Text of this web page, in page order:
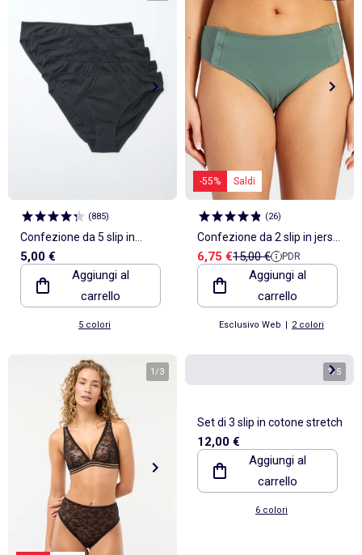
(885)
Confezione da 5 slip in
cotone tinta unita
5,00 €
Aggiungi al
carrello
5 colori
-55% Saldi
(26)
Confezione da 2 slip in jersey
- collezione facile da
indossare
Prezzo di vendita
6,75 €Prezzo di riferimento
15,00 € PDR
Aggiungi al
carrello
Esclusivo Web | 2 colori
1/3 1/5
Set di 3 slip in cotone stretch
12,00 €
Aggiungi al
carrello
6 colori